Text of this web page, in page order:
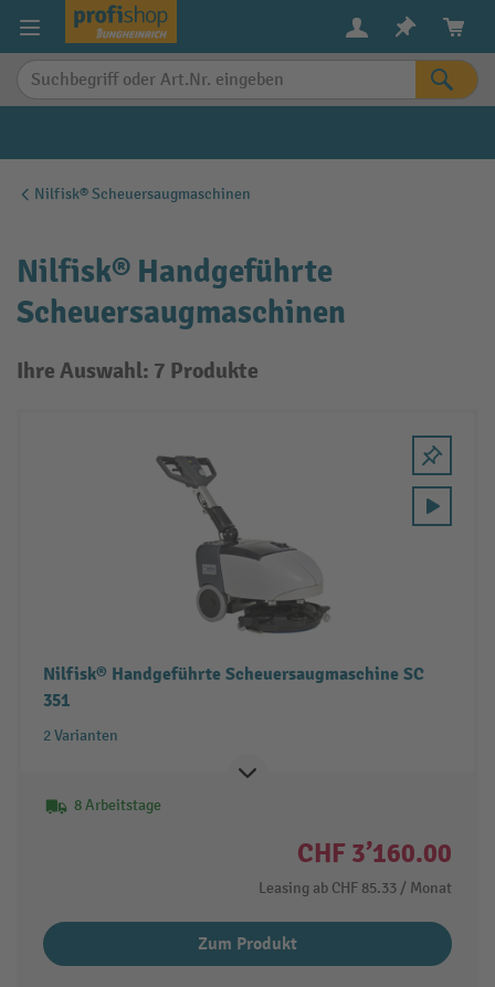
springen
Nilfisk® Scheuersaugmaschinen
Nilfisk® Handgeführte
Scheuersaugmaschinen
Ihre Auswahl: 7 Produkte
Nilfisk® Handgeführte Scheuersaugmaschine SC
351
2 Varianten
8 Arbeitstage
CHF 3’160.00
Leasing ab CHF 85.33 / Monat
Zum Produkt